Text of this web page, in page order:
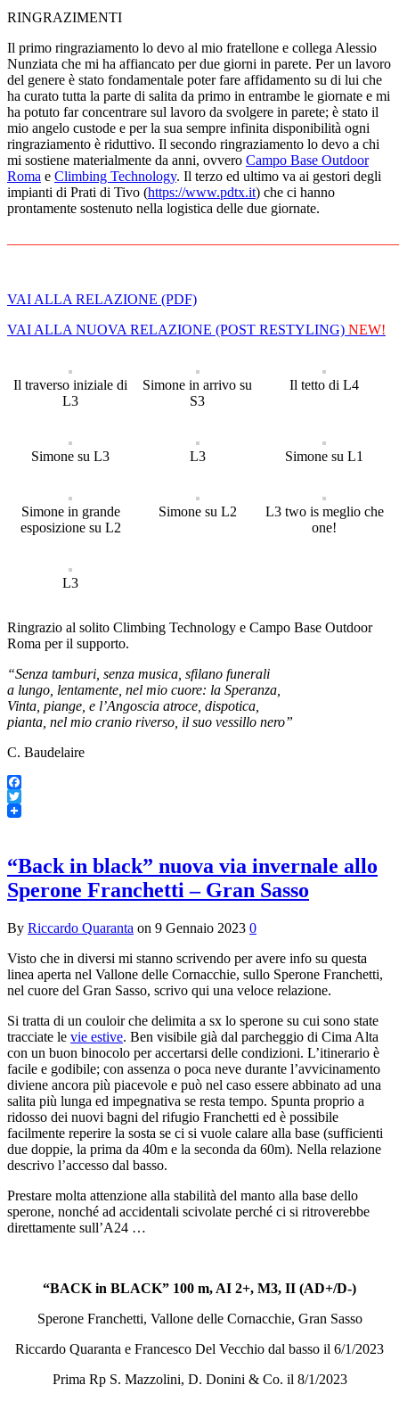
RINGRAZIMENTI
Il primo ringraziamento lo devo al mio fratellone e collega Alessio
Nunziata che mi ha affiancato per due giorni in parete. Per un lavoro
del genere è stato fondamentale poter fare affidamento su di lui che
ha curato tutta la parte di salita da primo in entrambe le giornate e mi
ha potuto far concentrare sul lavoro da svolgere in parete; è stato il
mio angelo custode e per la sua sempre infinita disponibilità ogni
ringraziamento è riduttivo. Il secondo ringraziamento lo devo a chi
mi sostiene materialmente da anni, ovvero Campo Base Outdoor
Roma e Climbing Technology. Il terzo ed ultimo va ai gestori degli
impianti di Prati di Tivo (https://www.pdtx.it) che ci hanno
prontamente sostenuto nella logistica delle due giornate.
VAI ALLA RELAZIONE (PDF)
VAI ALLA NUOVA RELAZIONE (POST RESTYLING) NEW!
Il traverso iniziale di
L3
Simone in arrivo su
S3
Il tetto di L4
Simone su L3 L3 Simone su L1
Simone in grande
esposizione su L2
Simone su L2
L3 two is meglio che
one!
L3
Ringrazio al solito Climbing Technology e Campo Base Outdoor
Roma per il supporto.
“Senza tamburi, senza musica, sfilano funerali
a lungo, lentamente, nel mio cuore: la Speranza,
Vinta, piange, e l’Angoscia atroce, dispotica,
pianta, nel mio cranio riverso, il suo vessillo nero”
C. Baudelaire
Facebook
Twitter
“Back in black” nuova via invernale allo
Sperone Franchetti – Gran Sasso
By Riccardo Quaranta on 9 Gennaio 2023 0
Visto che in diversi mi stanno scrivendo per avere info su questa
linea aperta nel Vallone delle Cornacchie, sullo Sperone Franchetti,
nel cuore del Gran Sasso, scrivo qui una veloce relazione.
Si tratta di un couloir che delimita a sx lo sperone su cui sono state
tracciate le vie estive. Ben visibile già dal parcheggio di Cima Alta
con un buon binocolo per accertarsi delle condizioni. L’itinerario è
facile e godibile; con assenza o poca neve durante l’avvicinamento
diviene ancora più piacevole e può nel caso essere abbinato ad una
salita più lunga ed impegnativa se resta tempo. Spunta proprio a
ridosso dei nuovi bagni del rifugio Franchetti ed è possibile
facilmente reperire la sosta se ci si vuole calare alla base (sufficienti
due doppie, la prima da 40m e la seconda da 60m). Nella relazione
descrivo l’accesso dal basso.
Prestare molta attenzione alla stabilità del manto alla base dello
sperone, nonché ad accidentali scivolate perché ci si ritroverebbe
direttamente sull’A24 …
“BACK in BLACK” 100 m, AI 2+, M3, II (AD+/D-)
Sperone Franchetti, Vallone delle Cornacchie, Gran Sasso
Riccardo Quaranta e Francesco Del Vecchio dal basso il 6/1/2023
Prima Rp S. Mazzolini, D. Donini & Co. il 8/1/2023